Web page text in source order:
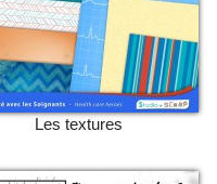
Les textures